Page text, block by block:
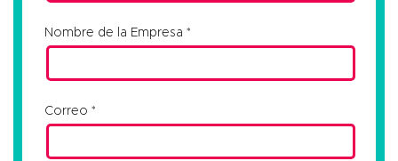
Nombre de la Empresa
Correo